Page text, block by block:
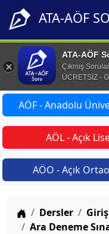
ATA-AÖF
ATA-AÖF
Çıkmış
ÜCRETSİZ -
AÖF - Anadolu
AÖL - Açık
AÖO - Açık
Anasayfa
Dersler
Ara Deneme